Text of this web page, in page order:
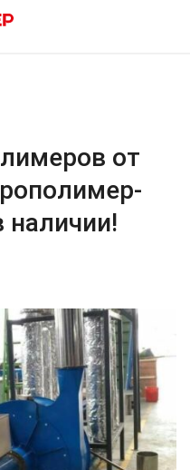
от
наличии!